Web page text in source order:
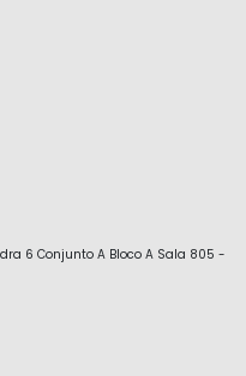
6 Conjunto A Bloco A Sala 805 -